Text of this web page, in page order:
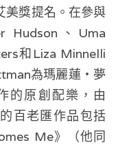
美獎提名。在參與
Hudson、Uma
和Liza Minnelli
為瑪麗蓮・夢
的原創配樂，由
百老匯作品包括
Me》（他同